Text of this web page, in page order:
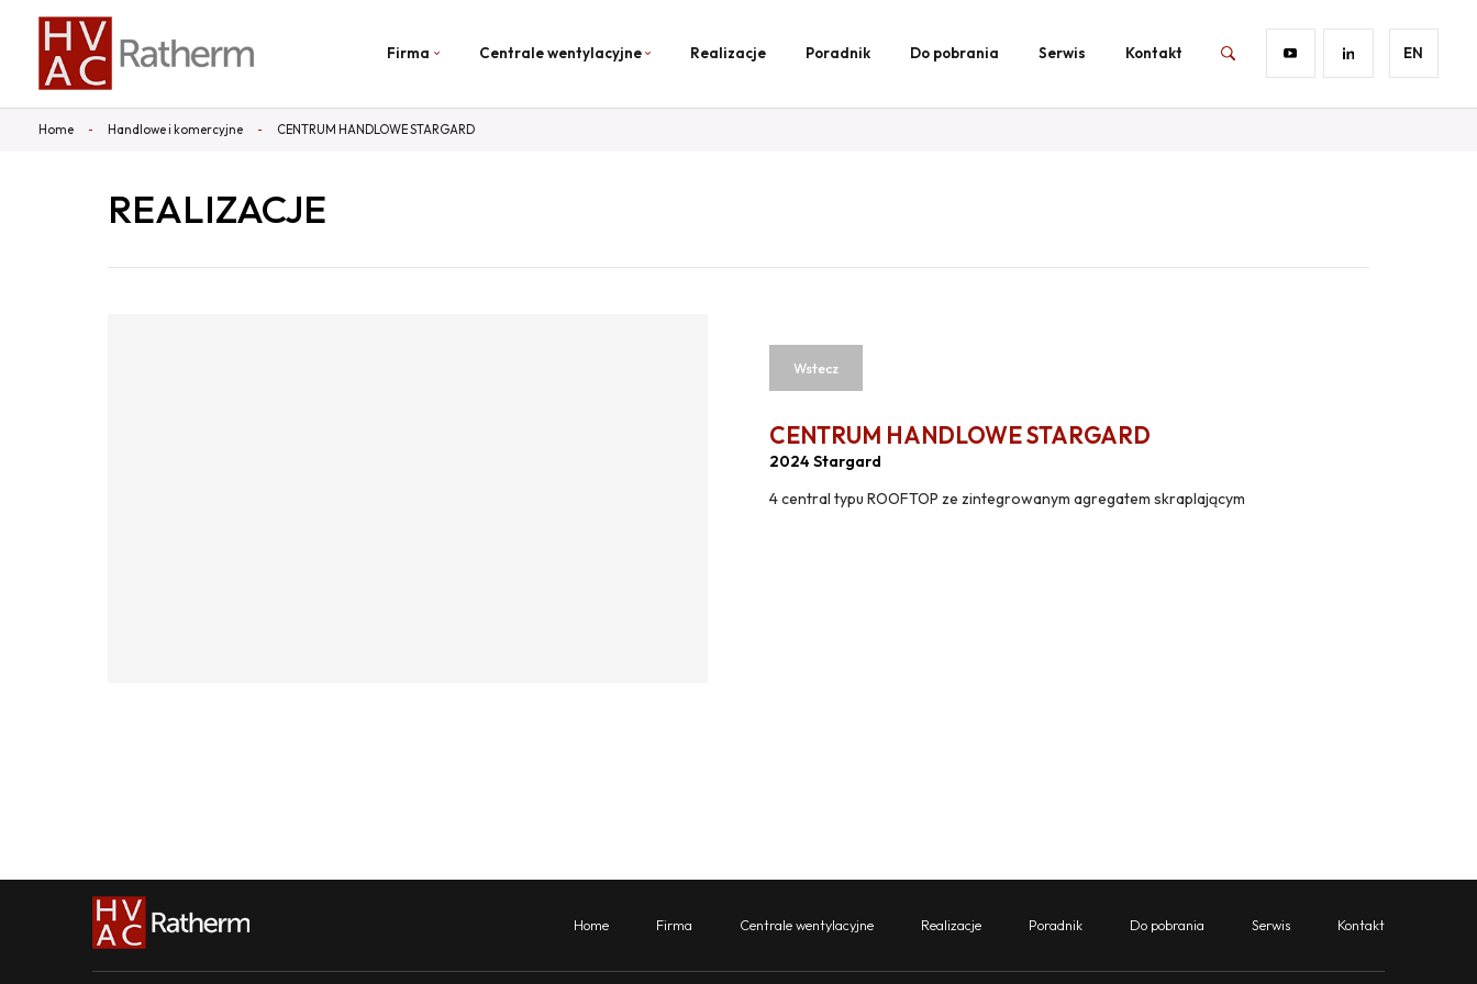
Firma Centrale wentylacyjne Realizacje Poradnik Do pobrania Serwis Kontakt EN
Home Handlowe i komercyjne CENTRUM HANDLOWE STARGARD
REALIZACJE
Wstecz
CENTRUM HANDLOWE STARGARD
2024 Stargard
4 central typu ROOFTOP ze zintegrowanym agregatem skraplającym
Home Firma Centrale wentylacyjne Realizacje Poradnik Do pobrania Serwis Kontakt